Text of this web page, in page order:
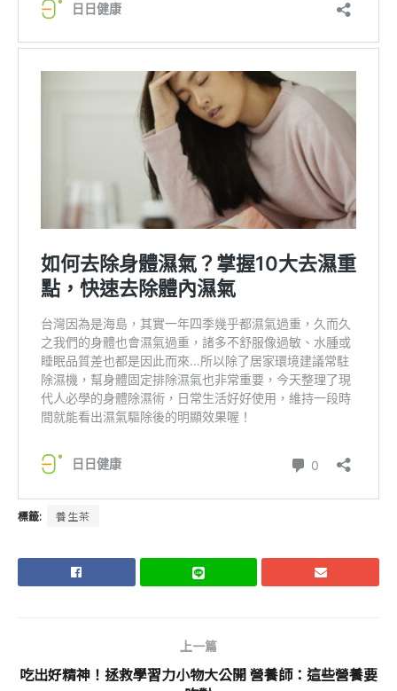
標籤: 養生茶
上一篇
吃出好精神！拯救學習力小物大公開 營養師：這些營養要